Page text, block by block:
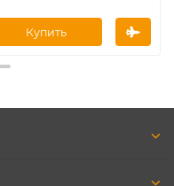
Купить